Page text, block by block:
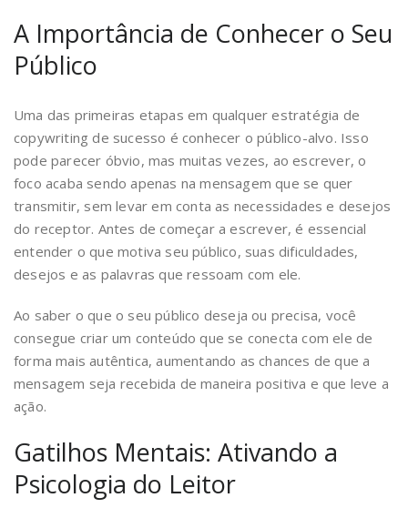
A Importância de Conhecer o Seu
Público
Uma das primeiras etapas em qualquer estratégia de
copywriting de sucesso é conhecer o público-alvo. Isso
pode parecer óbvio, mas muitas vezes, ao escrever, o
foco acaba sendo apenas na mensagem que se quer
transmitir, sem levar em conta as necessidades e desejos
do receptor. Antes de começar a escrever, é essencial
entender o que motiva seu público, suas dificuldades,
desejos e as palavras que ressoam com ele.
Ao saber o que o seu público deseja ou precisa, você
consegue criar um conteúdo que se conecta com ele de
forma mais autêntica, aumentando as chances de que a
mensagem seja recebida de maneira positiva e que leve a
ação.
Gatilhos Mentais: Ativando a
Psicologia do Leitor